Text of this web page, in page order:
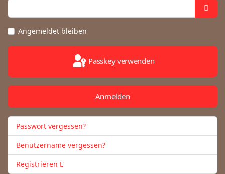
Angemeldet bleiben
Passkey verwenden
Anmelden
Passwort vergessen?
Benutzername vergessen?
Registrieren